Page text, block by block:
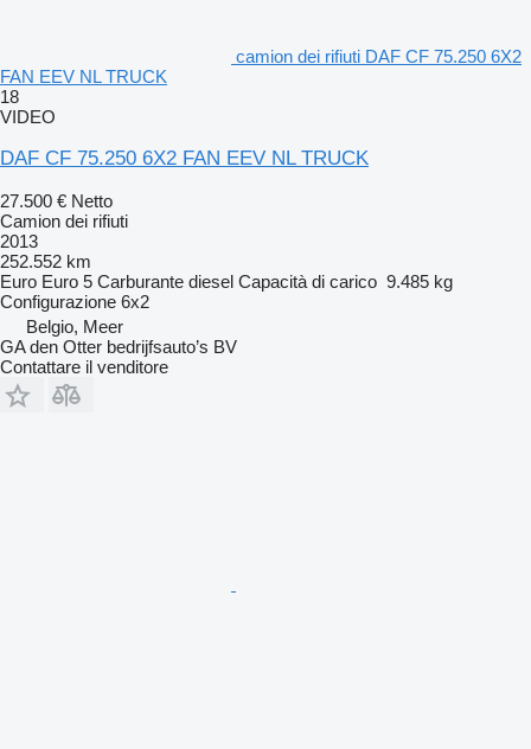
camion dei rifiuti DAF CF 75.250 6X2
FAN EEV NL TRUCK
18
VIDEO
DAF CF 75.250 6X2 FAN EEV NL TRUCK
27.500 € Netto
Camion dei rifiuti
2013
252.552 km
Euro Euro 5 Carburante diesel Capacità di carico 9.485 kg
Configurazione 6x2
Belgio, Meer
GA den Otter bedrijfsauto’s BV
Contattare il venditore